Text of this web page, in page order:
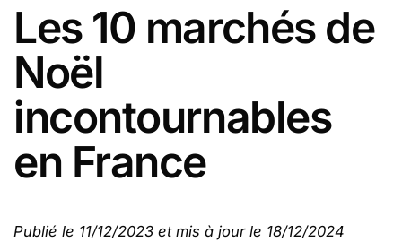
Les 10 marchés de
Noël
incontournables
en France
Publié le 11/12/2023 et mis à jour le 18/12/2024